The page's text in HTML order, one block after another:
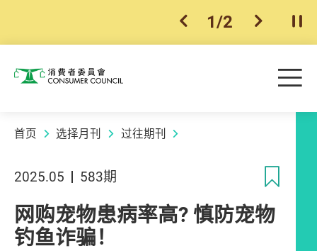
上一个
1/2 下一个开
消费者委员会 目
首页 选择月刊 过往期刊
2025.05 583期
网购宠物患病率高? 慎防宠物
钓鱼诈骗！